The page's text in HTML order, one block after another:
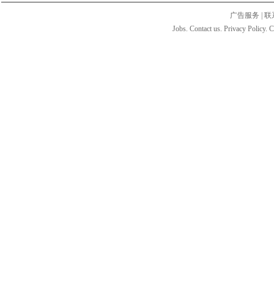
广告服务
联
Jobs. Contact us. Privacy Policy.